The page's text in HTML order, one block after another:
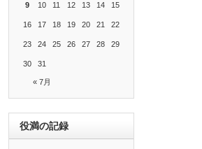
« 7月
9 10 11 12 13 14 15
16 17 18 19 20 21 22
23 24 25 26 27 28 29
30 31
役満の記録